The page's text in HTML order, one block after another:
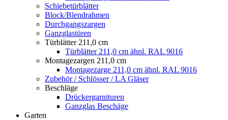
Schiebetürblätter
Block/Blendrahmen
Durchgangszargen
Ganzglastüren
Türblätter 211,0 cm
Türblätter 211,0 cm ähnl. RAL 9016
Montagezargen 211,0 cm
Montagezarge 211,0 cm ähnl. RAL 9016
Zubehör / Schlösser / LA Gläser
Beschläge
Drückergarnituren
Ganzglas Beschäge
Garten